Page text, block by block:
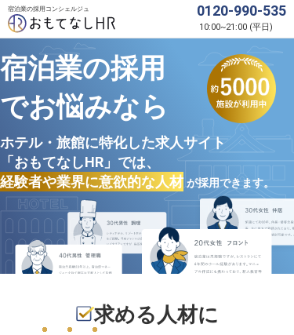
宿泊業の採用コンシェルジュ 0120-990-535
10:00~21:00 (平日)
宿泊業の採用
でお悩みなら
ホテル・旅館に特化した求人サイト
「おもてなしHR」では、
経験者や業界に意欲的な人材 が採用できます。
求める人材に